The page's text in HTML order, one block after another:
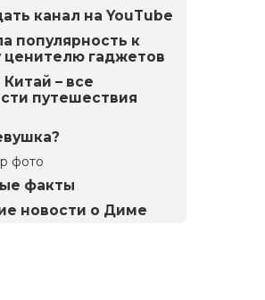
канал на YouTube
популярность к
гаджетов
– все
путешествия
фото
факты
новости о Диме